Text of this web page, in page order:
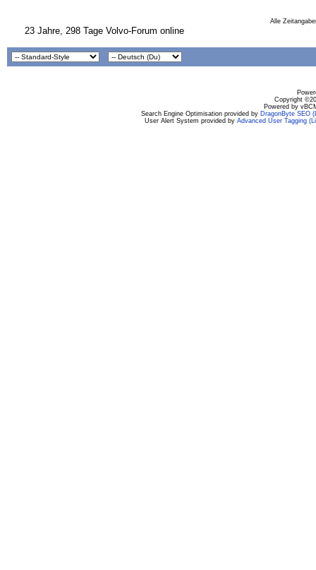
Alle
23 Jahre, 298 Tage Volvo-Forum online
Copyright
Powered by
Search Engine Optimisation provided by DragonByte SEO
User Alert System provided by Advanced User Tagging